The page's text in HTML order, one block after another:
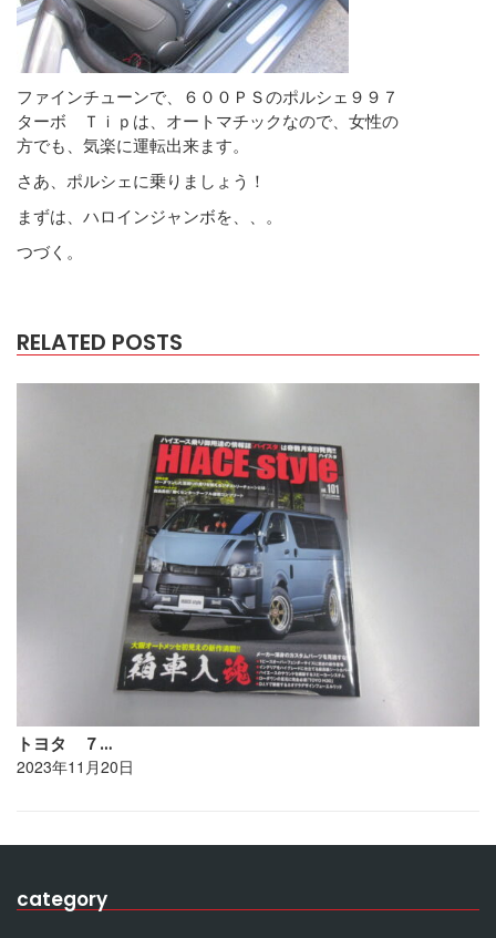
ファインチューンで、６００ＰＳのポルシェ９９７
ターボ Ｔｉｐは、オートマチックなので、女性の
方でも、気楽に運転出来ます。
さあ、ポルシェに乗りましょう！
まずは、ハロインジャンボを、、。
つづく。
RELATED POSTS
トヨタ ７…
2023年11月20日
category